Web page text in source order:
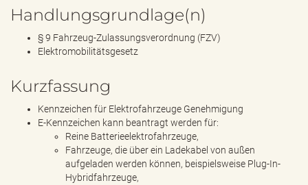
Handlungsgrundlage(n)
§ 9 Fahrzeug-Zulassungsverordnung (FZV)
Elektromobilitätsgesetz
Kurzfassung
Kennzeichen für Elektrofahrzeuge Genehmigung
E-Kennzeichen kann beantragt werden für:
Reine Batterieelektrofahrzeuge,
Fahrzeuge, die über ein Ladekabel von außen
aufgeladen werden können, beispielsweise Plug-In-
Hybridfahrzeuge,